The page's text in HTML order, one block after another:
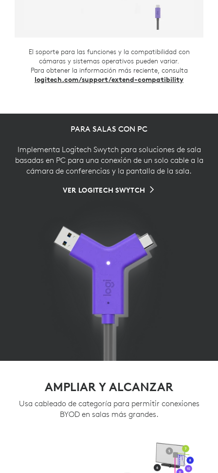
El soporte para las funciones y la compatibilidad con
cámaras y sistemas operativos pueden variar.
Para obtener la información más reciente, consulta
logitech.com/support/extend-compatibility
PARA SALAS CON PC
Implementa Logitech Swytch para soluciones de sala
basadas en PC para una conexión de un solo cable a la
cámara de conferencias y la pantalla de la sala.
VER LOGITECH SWYTCH
AMPLIAR Y ALCANZAR
Usa cableado de categoría para permitir conexiones
BYOD en salas más grandes.